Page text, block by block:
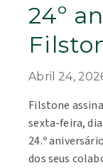
24º
Abril 24,
Filstone
sexta-feira,
24.º
dos seus